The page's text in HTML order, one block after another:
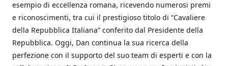
esempio di eccellenza romana, ricevendo numerosi premi
e riconoscimenti, tra cui il prestigioso titolo di “Cavaliere
della Repubblica Italiana” conferito dal Presidente della
Repubblica. Oggi, Dan continua la sua ricerca della
perfezione con il supporto del suo team di esperti e con la